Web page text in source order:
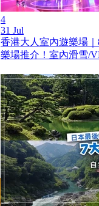
4
31 Jul
香港大人室內遊樂場
樂場推介！室內滑雪/